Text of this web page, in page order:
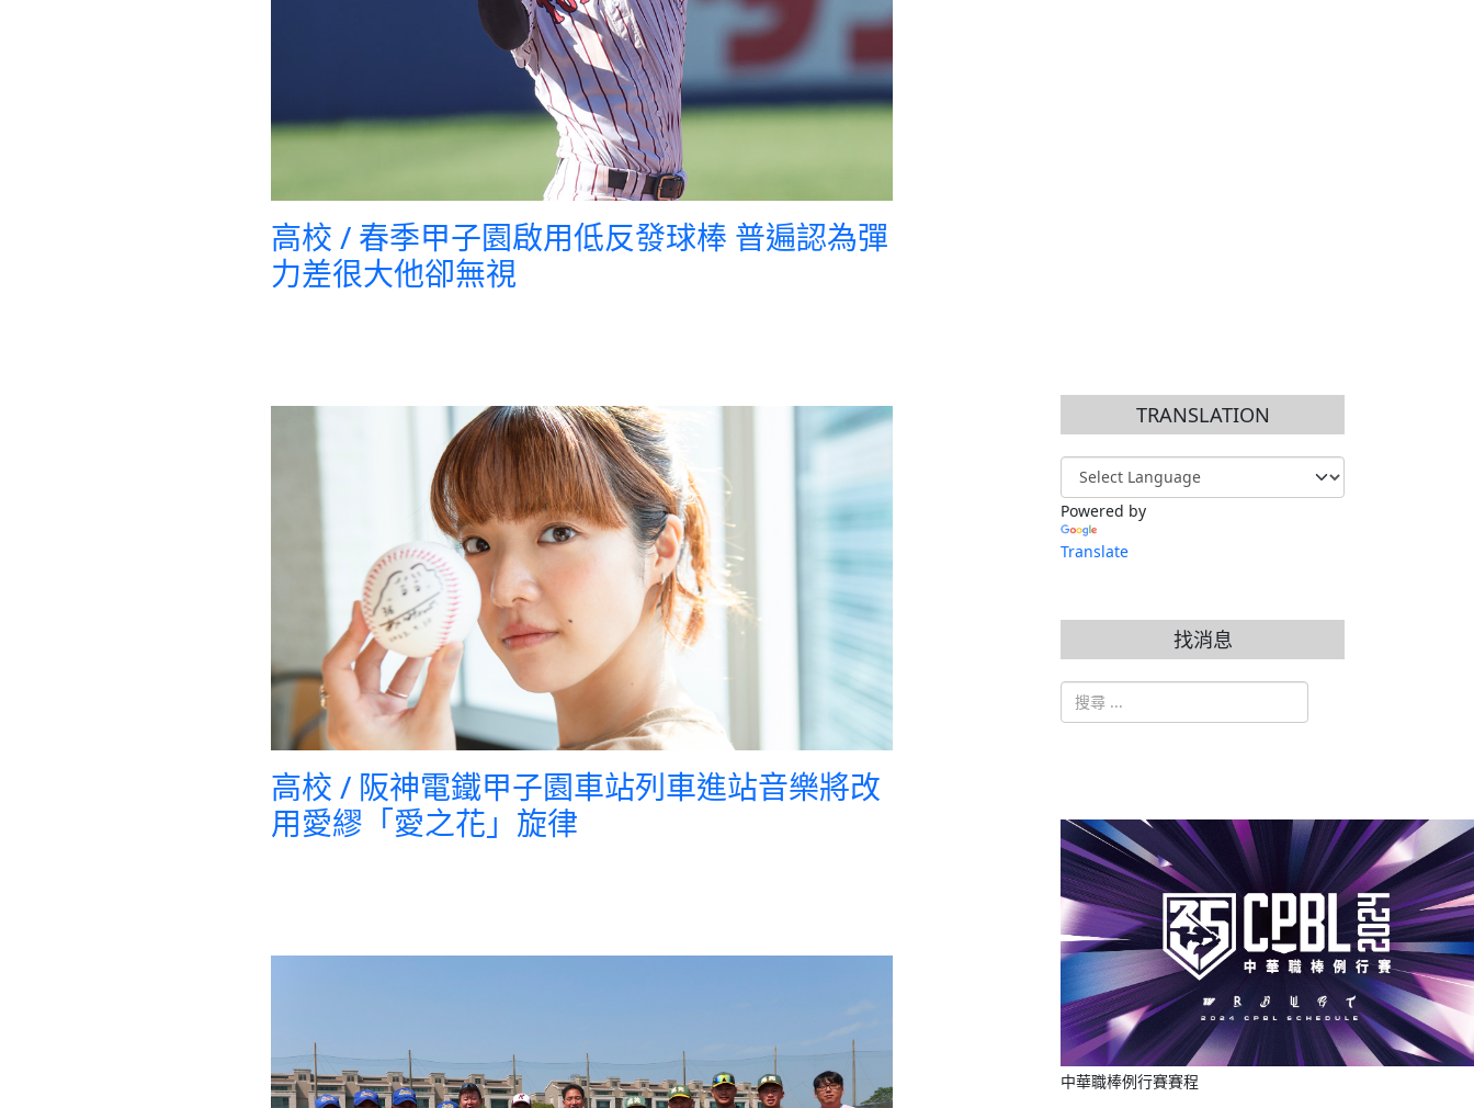
高校 / 春季甲子園啟用低反發球棒 普遍認為彈
力差很大他卻無視
高校 / 阪神電鐵甲子園車站列車進站音樂將改
用愛繆「愛之花」旋律
TRANSLATION
Powered by
Translate
找消息
搜索
中華職棒例行賽賽程